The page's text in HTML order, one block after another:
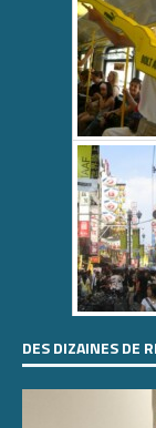
DES DIZAINES DE